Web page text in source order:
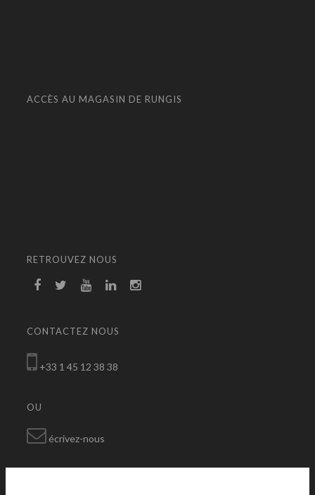
ACCÈS AU MAGASIN DE RUNGIS
RETROUVEZ NOUS
CONTACTEZ NOUS
+33 1 45 12 38 38
OU
écrivez-nous